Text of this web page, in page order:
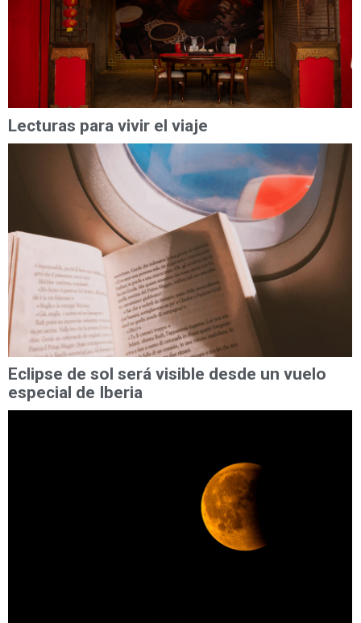
Lecturas para vivir el viaje
Eclipse de sol será visible desde un vuelo
especial de Iberia